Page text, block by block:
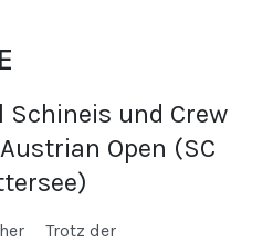
und Crew
Open (SC
Trotz der